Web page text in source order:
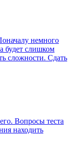
немного
будет слишком
сложности. Сдать
Вопросы теста
находить